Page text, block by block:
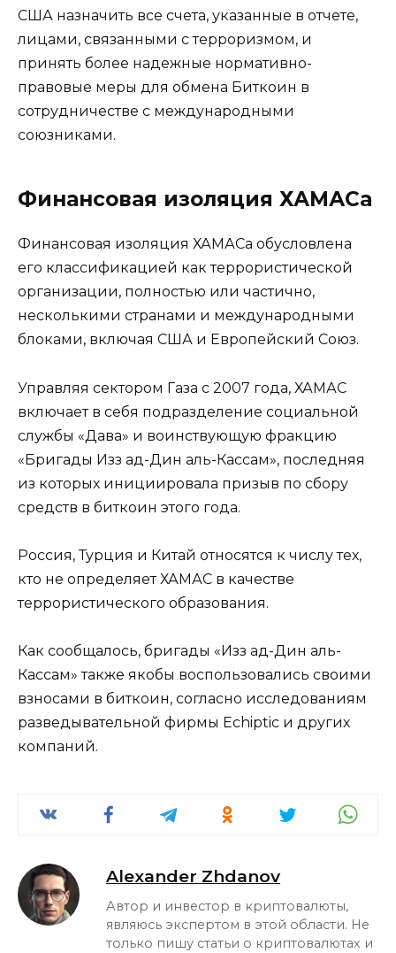
США назначить все счета, указанные в отчете,
лицами, связанными с терроризмом, и
принять более надежные нормативно-
правовые меры для обмена Биткоин в
сотрудничестве с международными
союзниками.
Финансовая изоляция ХАМАСа
Финансовая изоляция ХАМАСа обусловлена ​​
его классификацией как террористической
организации, полностью или частично,
несколькими странами и международными
блоками, включая США и Европейский Союз.
Управляя сектором Газа с 2007 года, ХАМАС
включает в себя подразделение социальной
службы «Дава» и воинствующую фракцию
«Бригады Изз ад-Дин аль-Кассам», последняя
из которых инициировала призыв по сбору
средств в биткоин этого года.
Россия, Турция и Китай относятся к числу тех,
кто не определяет ХАМАС в качестве
террористического образования.
Как сообщалось, бригады «Изз ад-Дин аль-
Кассам» также якобы воспользовались своими
взносами в биткоин, согласно исследованиям
разведывательной фирмы Echiptic и других
компаний.
Alexander Zhdanov
Автор и инвестор в криптовалюты,
являюсь экспертом в этой области. Не
только пишу статьи о криптовалютах и